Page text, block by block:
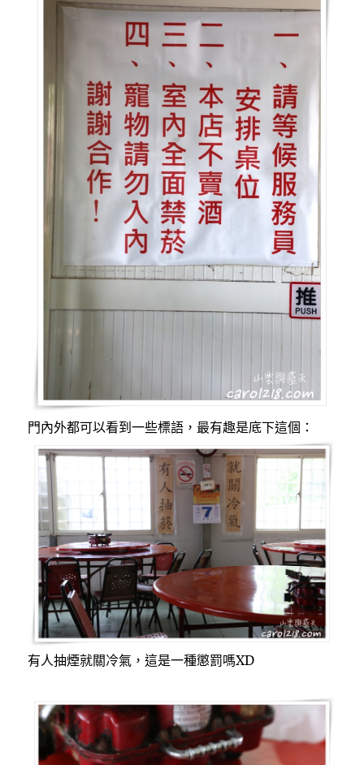
門內外都可以看到一些標語，最有趣是底下這個：
有人抽煙就關冷氣，這是一種懲罰嗎XD